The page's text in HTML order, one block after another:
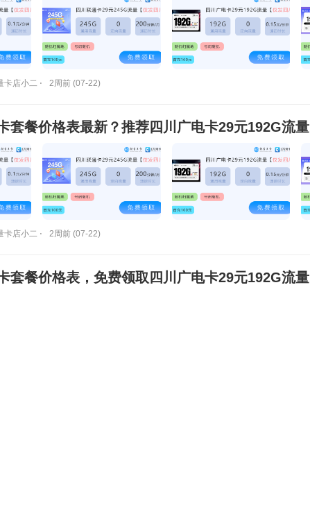
卡店小二 ⋅ 2周前 (07-22)
套餐价格表最新？推荐四川广电卡29元192G流量
卡店小二 ⋅ 2周前 (07-22)
套餐价格表，免费领取四川广电卡29元192G流量